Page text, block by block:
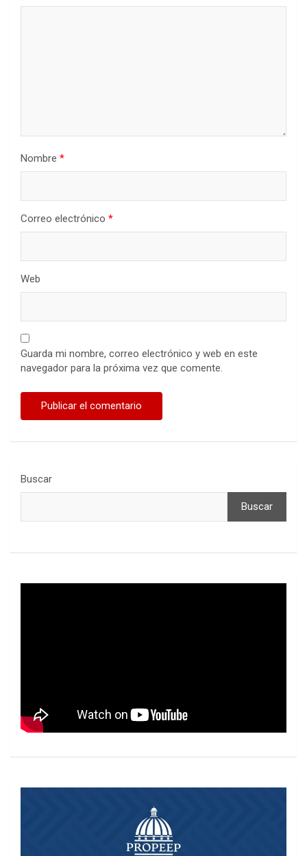
Nombre *
Correo electrónico *
Web
Guarda mi nombre, correo electrónico y web en este
navegador para la próxima vez que comente.
Buscar
Buscar